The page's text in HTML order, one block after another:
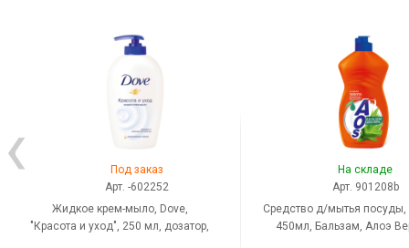
Под заказ
Арт. -602252
Жидкое крем-мыло, Dove,
"Красота и уход", 250 мл, дозатор,
На складе
Арт. 901208b
Средство д/мытья посуды,
450мл, Бальзам, Алоэ